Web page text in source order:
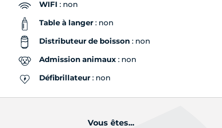
WIFI : non
Table à langer: non
Distributeur de boisson : non
Admission animaux : non
Défibrillateur: non
Vous êtes...